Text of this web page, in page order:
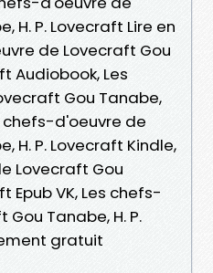
H. P. Lovecraft Lire en
de Lovecraft Gou
Audiobook, Les
Gou Tanabe,
chefs-d'oeuvre de
H. P. Lovecraft Kindle,
Lovecraft Gou
Epub VK, Les chefs-
Tanabe, H. P.
gratuit